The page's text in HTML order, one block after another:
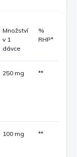
Množství
v 1
dávce
%
RHP*
250 mg **
100 mg **